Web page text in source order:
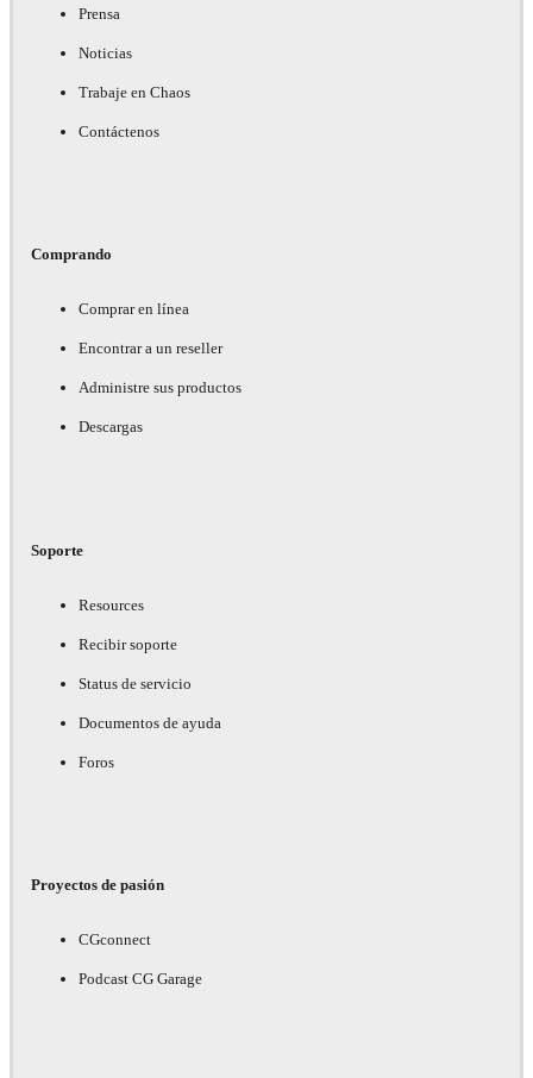
Prensa
Noticias
Trabaje en Chaos
Contáctenos
Comprando
Comprar en línea
Encontrar a un reseller
Administre sus productos
Descargas
Soporte
Resources
Recibir soporte
Status de servicio
Documentos de ayuda
Foros
Proyectos de pasión
CGconnect
Podcast CG Garage